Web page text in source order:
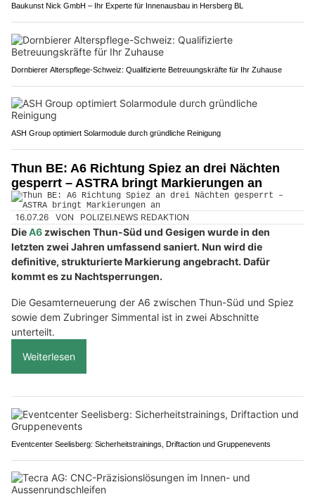
Baukunst Nick GmbH – Ihr Experte für Innenausbau in Hersberg BL
Dornbierer Alterspflege-Schweiz: Qualifizierte Betreuungskräfte für Ihr Zuhause
ASH Group optimiert Solarmodule durch gründliche Reinigung
Thun BE: A6 Richtung Spiez an drei Nächten
gesperrt – ASTRA bringt Markierungen an
16.07.26 VON POLIZEI.NEWS REDAKTION
DieA6 zwischen Thun-Süd und Gesigen wurde in den
letzten zwei Jahren umfassend saniert. Nun wird die
definitive, strukturierte Markierung angebracht. Dafür
kommt es zu Nachtsperrungen.
Die Gesamterneuerung der A6 zwischen Thun-Süd und Spiez
sowie dem Zubringer Simmental ist in zwei Abschnitte
unterteilt.
Weiterlesen
Eventcenter Seelisberg: Sicherheitstrainings, Driftaction und Gruppenevents